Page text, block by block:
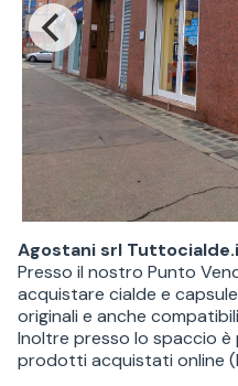
Agostani srl
Presso il nostro Punto
acquistare cialde e
originali e anche
Inoltre presso lo spaccio
prodotti acquistati online